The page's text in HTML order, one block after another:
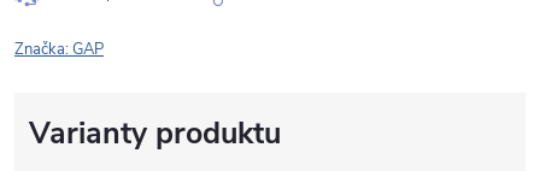
Značka:GAP